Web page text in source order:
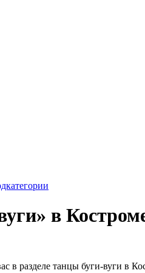
в
в разделе танцы буги-вуги в